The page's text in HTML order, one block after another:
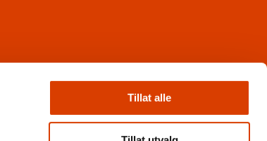
Tillat alle
Instagram
Nyhetsbrev
Books from Norway